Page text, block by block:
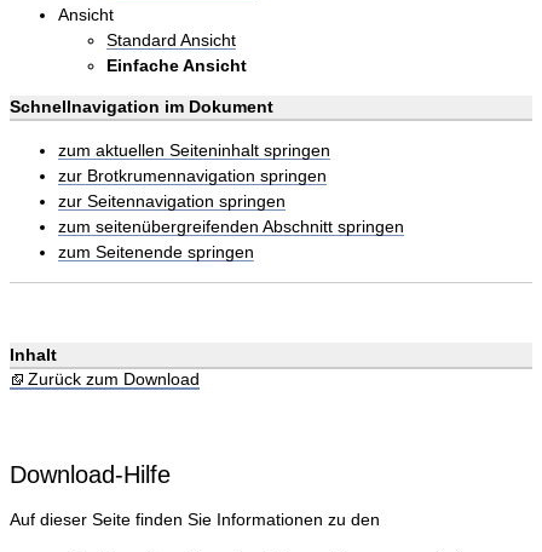
Ansicht
Standard Ansicht
Einfache Ansicht
Schnellnavigation im Dokument
zum aktuellen Seiteninhalt springen
zur Brotkrumennavigation springen
zur Seitennavigation springen
zum seitenübergreifenden Abschnitt springen
zum Seitenende springen
Inhalt
Zurück zum Download
Download-Hilfe
Auf dieser Seite finden Sie Informationen zu den